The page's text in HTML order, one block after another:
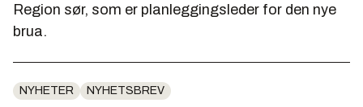
Region sør, som er planleggingsleder for den nye
brua.
NYHETER NYHETSBREV